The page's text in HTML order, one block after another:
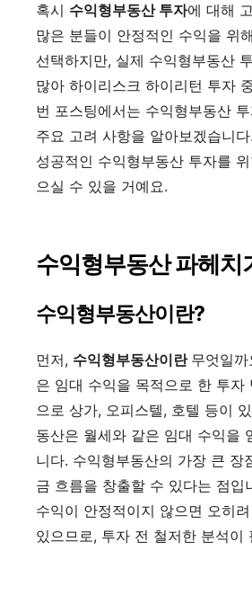
혹시 수익형부동산 투자에 대해
많은 분들이 안정적인 수익을 위
선택하지만, 실제 수익형부동산
많아 하이리스크 하이리턴 투자
번 포스팅에서는 수익형부동산
주요 고려 사항을 알아보겠습니
성공적인 수익형부동산 투자를
으실 수 있을 거예요.
수익형부동산 파헤치
수익형부동산이란?
먼저, 수익형부동산이란 무엇일
은 임대 수익을 목적으로 한 투자
으로 상가, 오피스텔, 호텔 등이
동산은 월세와 같은 임대 수익을
니다. 수익형부동산의 가장 큰 장
금 흐름을 창출할 수 있다는 점입
수익이 안정적이지 않으면 오히
있으므로, 투자 전 철저한 분석이